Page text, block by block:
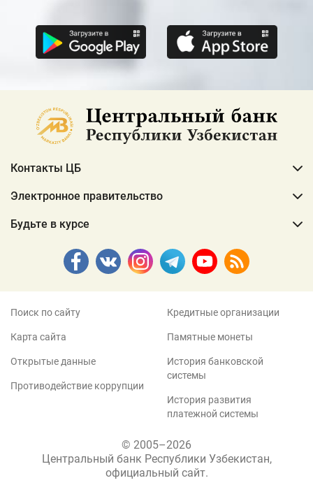
Контакты ЦБ
Электронное правительство
Будьте в курсе
Поиск по сайту
Карта сайта
Открытые данные
Противодействие коррупции
Кредитные организации
Памятные монеты
История банковской
системы
История развития
платежной системы
© 2005–2026
Центральный банк Республики Узбекистан,
официальный сайт.